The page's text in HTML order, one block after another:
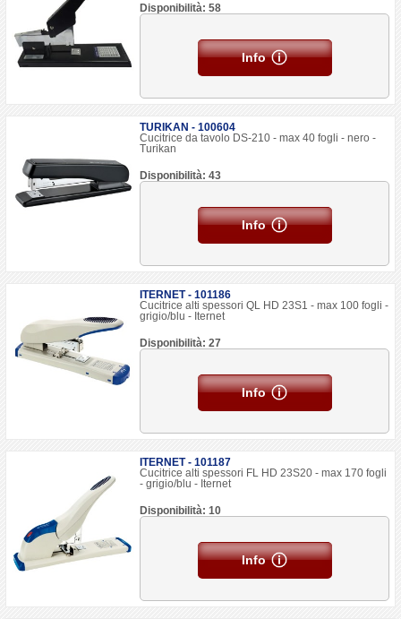
Disponibilità: 58
Info
TURIKAN - 100604
Cucitrice da tavolo DS-210 - max 40 fogli - nero -
Turikan
Disponibilità: 43
Info
ITERNET - 101186
Cucitrice alti spessori QL HD 23S1 - max 100 fogli -
grigio/blu - Iternet
Disponibilità: 27
Info
ITERNET - 101187
Cucitrice alti spessori FL HD 23S20 - max 170 fogli
- grigio/blu - Iternet
Disponibilità: 10
Info